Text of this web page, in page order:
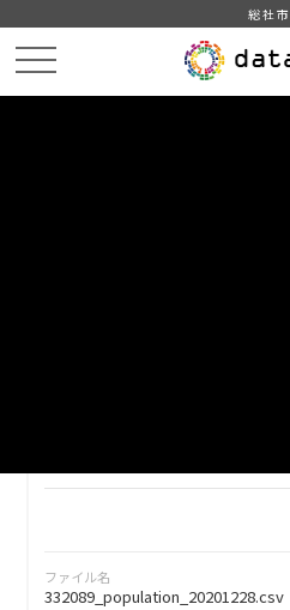
総社市
ファイル名
332089_population_20201228.csv